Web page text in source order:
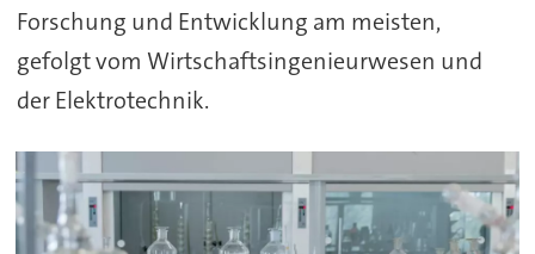
Forschung und Entwicklung am meisten,
gefolgt vom Wirtschaftsingenieurwesen und
der Elektrotechnik.